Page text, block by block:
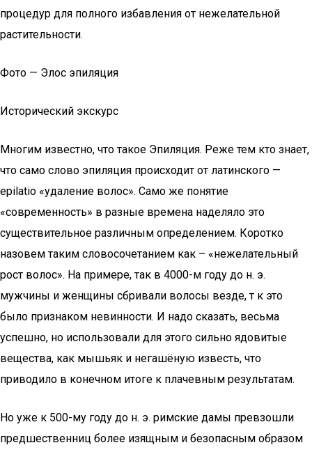
процедур для полного избавления от нежелательной
растительности.
Фото — Элос эпиляция
Исторический экскурс
Многим известно, что такое Эпиляция. Реже тем кто знает,
что само слово эпиляция происходит от латинского —
epilatio «удаление волоc». Само же понятие
«современность» в разные времена наделяло это
существительное различным определением. Коротко
назовем таким словосочетанием как – «нежелательный
рост волос». На примере, так в 4000-м году до н. э.
мужчины и женщины сбривали волосы везде, т к это
было признаком невинности. И надо сказать, весьма
успешно, но использовали для этого сильно ядовитые
вещества, как мышьяк и негашёную известь, что
приводило в конечном итоге к плачевным результатам.
Но уже к 500-му году до н. э. римские дамы превзошли
предшественниц более изящным и безопасным образом